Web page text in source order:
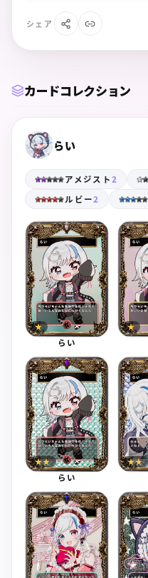
シェア
カードコレクション
らい
アメジスト2
ルビー2
★
らい
★
★★
らい
★★